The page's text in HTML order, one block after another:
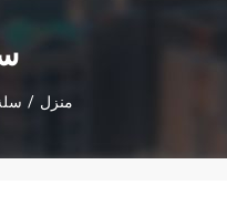
منزل /